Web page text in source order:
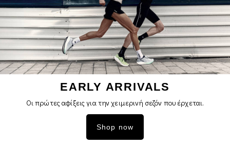
EARLY ARRIVALS
Οι πρώτες αφίξεις για την χειμερινή σεζόν που έρχεται.
Shop now